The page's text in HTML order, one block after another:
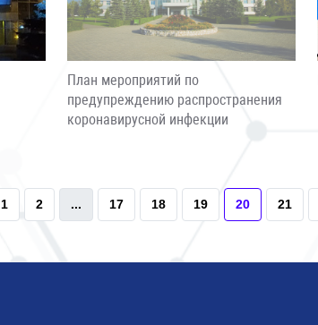
План мероприятий по
предупреждению распространения
коронавирусной инфекции
1 2 ... 17 18 19 20 21